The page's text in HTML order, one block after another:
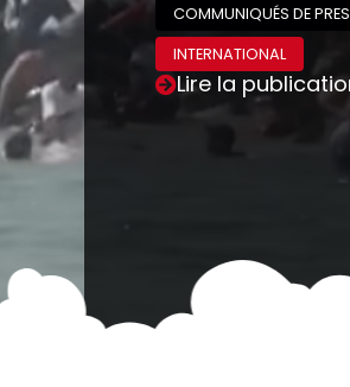
COMMUNIQUÉS DE
INTERNATIONAL
Lire la